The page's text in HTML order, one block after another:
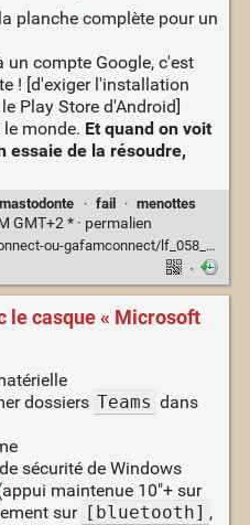
planche complète pour un
un compte Google, c'est
! [d'exiger l'installation
Play Store d'Android]
monde. Et quand on voit
essaie de la résoudre,
mastodonte · fail · menottes
GMT+2 * · permalien
ou-gafamconnect/lf_058_14.png
·
le casque « Microsoft
dossiers Teams dans
sécurité de Windows
maintenue 10"+ sur
sur [bluetooth] ,